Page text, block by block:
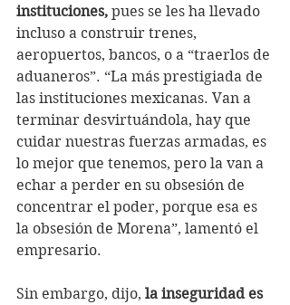
instituciones, pues se les ha llevado
incluso a construir trenes,
aeropuertos, bancos, o a “traerlos de
aduaneros”. “La más prestigiada de
las instituciones mexicanas. Van a
terminar desvirtuándola, hay que
cuidar nuestras fuerzas armadas, es
lo mejor que tenemos, pero la van a
echar a perder en su obsesión de
concentrar el poder, porque esa es
la obsesión de Morena”, lamentó el
empresario.
Sin embargo, dijo, la inseguridad es